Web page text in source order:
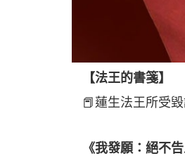
【法王的書箋】
📕蓮生法王所受
《我發願：絕不告